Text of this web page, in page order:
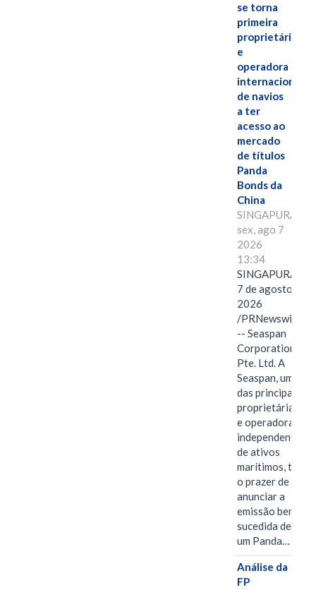
se torna
primeira
proprietária
e
operadora
internacional
de navios
a ter
acesso ao
mercado
de títulos
Panda
Bonds da
China
SINGAPURA,
sex, ago 7
2026
13:34
SINGAPURA,
7 de agosto de
2026
/PRNewswire/
-- Seaspan
Corporation
Pte. Ltd. A
Seaspan, uma
das principais
proprietárias
e operadoras
independentes
de ativos
marítimos, tem
o prazer de
anunciar a
emissão bem-
sucedida de
um Panda…
Análise da
FP